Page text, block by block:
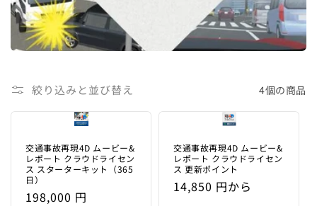
絞り込みと並び替え 4個の商品
交通事故再現4D ムービー&
レポート クラウドライセン
ス スターターキット（365
日）
通
198,000 円
交通事故再現4D ムービー&
レポート クラウドライセン
ス 更新ポイント
通
14,850 円から